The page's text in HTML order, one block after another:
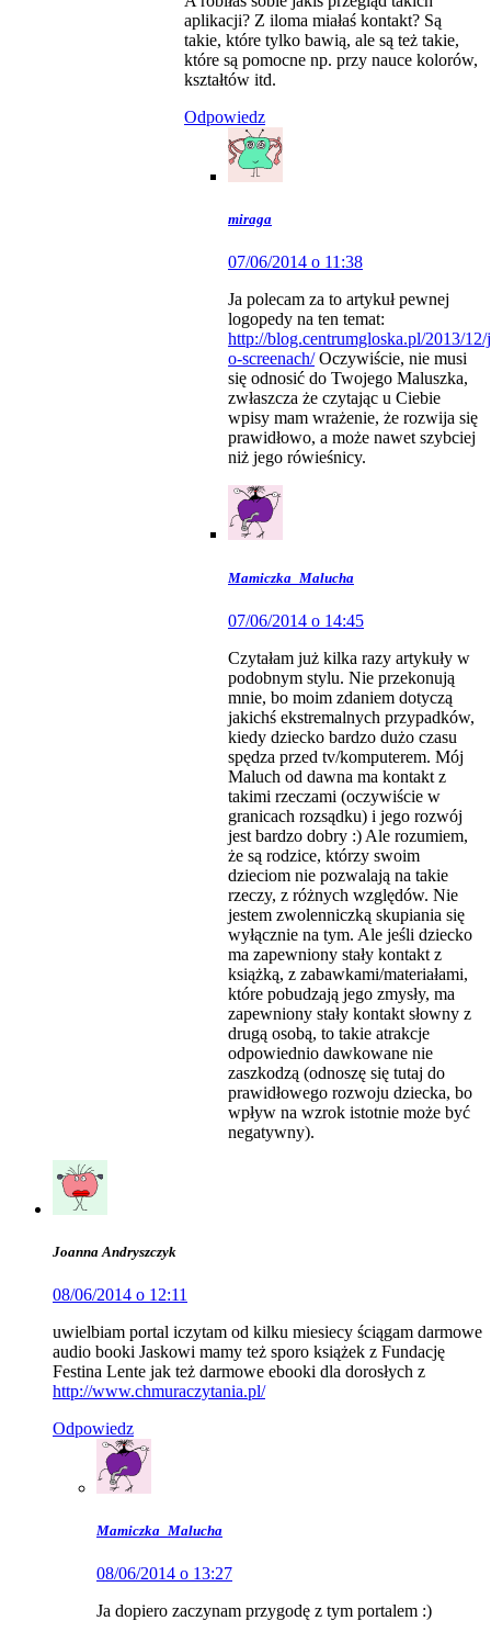
aplikacji? Z iloma miałaś kontakt? Są
takie, które tylko bawią, ale są też takie,
które są pomocne np. przy nauce kolorów,
kształtów itd.
Odpowiedz
miraga
07/06/2014 o 11:38
Ja polecam za to artykuł pewnej
logopedy na ten temat:
http://blog.centrumgloska.pl/2013/12/
o-screenach/Oczywiście, nie musi
się odnosić do Twojego Maluszka,
zwłaszcza że czytając u Ciebie
wpisy mam wrażenie, że rozwija się
prawidłowo, a może nawet szybciej
niż jego rówieśnicy.
Mamiczka_Malucha
07/06/2014 o 14:45
Czytałam już kilka razy artykuły w
podobnym stylu. Nie przekonują
mnie, bo moim zdaniem dotyczą
jakichś ekstremalnych przypadków,
kiedy dziecko bardzo dużo czasu
spędza przed tv/komputerem. Mój
Maluch od dawna ma kontakt z
takimi rzeczami (oczywiście w
granicach rozsądku) i jego rozwój
jest bardzo dobry :) Ale rozumiem,
że są rodzice, którzy swoim
dzieciom nie pozwalają na takie
rzeczy, z różnych względów. Nie
jestem zwolenniczką skupiania się
wyłącznie na tym. Ale jeśli dziecko
ma zapewniony stały kontakt z
książką, z zabawkami/materiałami,
które pobudzają jego zmysły, ma
zapewniony stały kontakt słowny z
drugą osobą, to takie atrakcje
odpowiednio dawkowane nie
zaszkodzą (odnoszę się tutaj do
prawidłowego rozwoju dziecka, bo
wpływ na wzrok istotnie może być
negatywny).
Joanna Andryszczyk
08/06/2014 o 12:11
uwielbiam portal iczytam od kilku miesiecy ściągam darmowe
audio booki Jaskowi mamy też sporo książek z Fundację
Festina Lente jak też darmowe ebooki dla dorosłych z
http://www.chmuraczytania.pl/
Odpowiedz
Mamiczka_Malucha
08/06/2014 o 13:27
Ja dopiero zaczynam przygodę z tym portalem :)